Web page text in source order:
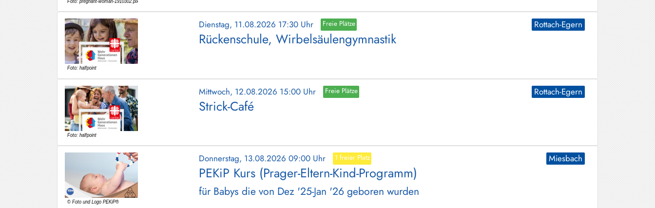
Dienstag, 11.08.2026 17:30 Uhr Freie Plätze Rottach-Egern
Rückenschule, Wirbelsäulengymnastik
Mittwoch, 12.08.2026 15:00 Uhr Freie Plätze Rottach-Egern
Strick-Café
Donnerstag, 13.08.2026 09:00 Uhr 1 freier Platz Miesbach
PEKiP Kurs (Prager-Eltern-Kind-Programm)
für Babys die von Dez '25-Jan '26 geboren wurden